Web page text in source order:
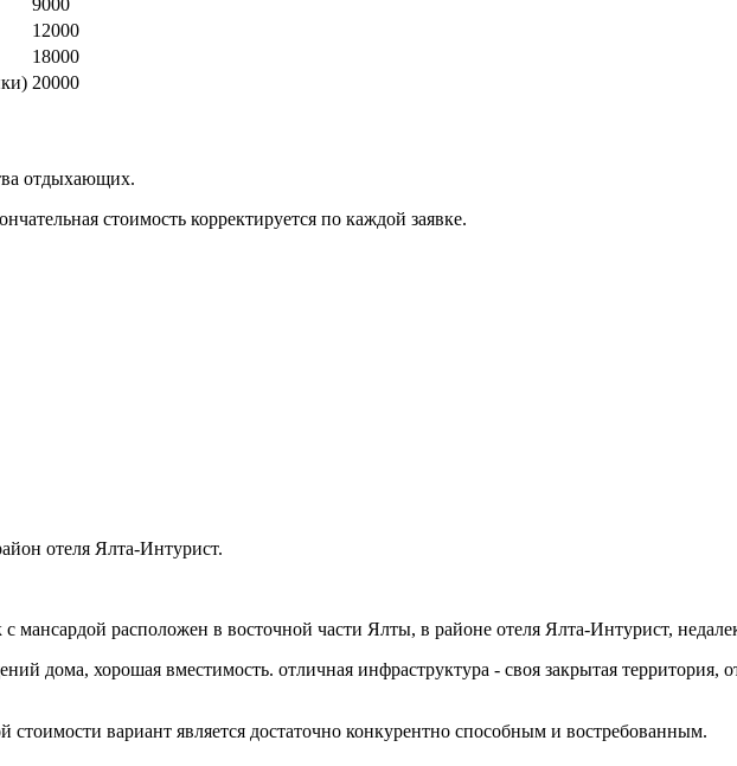
12000
18000
20000
отдыхающих.
стоимость корректируется по каждой заявке.
отеля Ялта-Интурист.
мансардой расположен в восточной части Ялты, в районе отеля Ялта-Интурист,
дома, хорошая вместимость. отличная инфраструктура - своя закрытая
вариант является достаточно конкурентно способным и востребованным.